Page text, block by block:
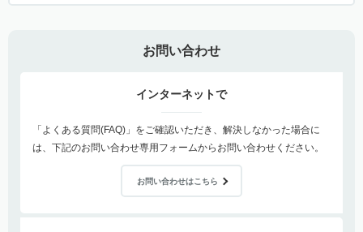
お問い合わせ
インターネットで
「よくある質問(FAQ)」をご確認いただき、解決しなかった場合に
は、下記のお問い合わせ専用フォームからお問い合わせください。
お問い合わせはこちら